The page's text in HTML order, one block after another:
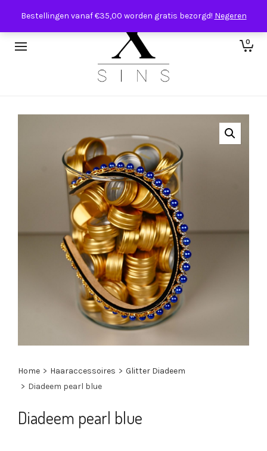
Bestellingen vanaf €35,00 worden gratis bezorgd! Negeren
0
Home > Haaraccessoires > Glitter Diadeem
> Diadeem pearl blue
Diadeem pearl blue